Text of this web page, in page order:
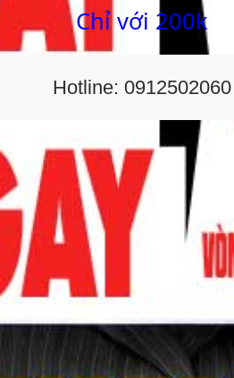
Chỉ với 200k
Hotline: 0912502060